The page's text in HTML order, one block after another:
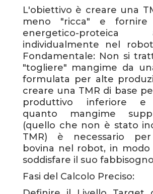
L'obiettivo è creare una
meno "ricca" e
energetico-proteica
individualmente nel
Fondamentale: Non si
"togliere" mangime da
formulata per alte
creare una TMR di base
produttivo inferiore e
quanto mangime
(quello che non è stato
TMR) è necessario per
bovina nel robot, in modo
soddisfare il suo
Fasi del Calcolo Preciso: